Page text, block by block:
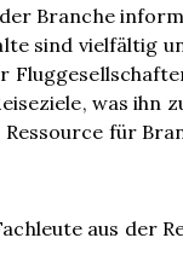
Branche
sind vielfältig
was ihn
für
aus der